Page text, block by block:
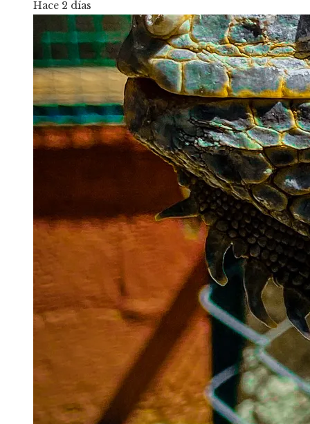
Hace 2 días